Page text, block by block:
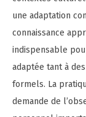
une adaptation
connaissance
indispensable
adaptée tant à
formels. La
demande de